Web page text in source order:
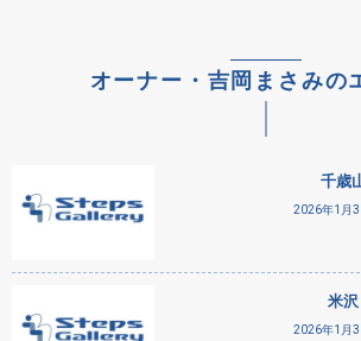
オーナー・吉岡まさみの
千歳
2026年1月
米沢
2026年1月